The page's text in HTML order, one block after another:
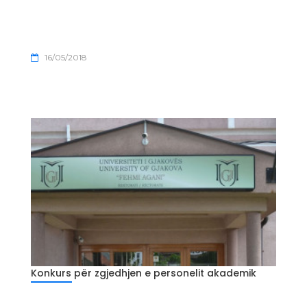
16/05/2018
Konkurs për zgjedhjen e personelit akademik